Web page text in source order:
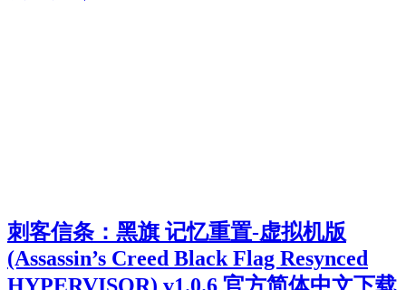
刺客信条：黑旗 记忆重置-虚拟机版
(Assassin’s Creed Black Flag Resynced